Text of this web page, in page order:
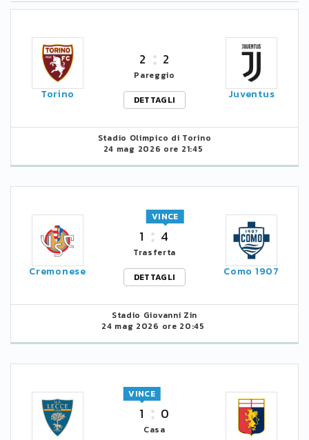
Torino
2 2
Pareggio
DETTAGLI
Juventus
Stadio Olimpico di Torino
24 mag 2026 ore 21:45
Cremonese
1 4
VINCE
Trasferta
DETTAGLI
Como 1907
Stadio Giovanni Zin
24 mag 2026 ore 20:45
1
VINCE
0
Casa